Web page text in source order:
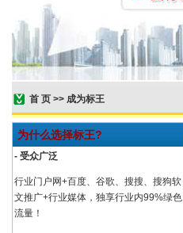
首 页 >> 成为标王
为什么选择标王?
- 受众广泛
行业门户网+百度、谷歌、搜搜、搜狗软
文推广+行业媒体，独享行业内99%绿色
流量！